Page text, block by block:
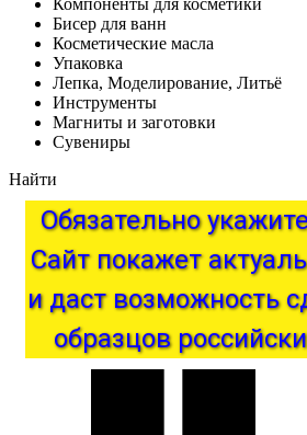
Компоненты для косметики
Бисер для ванн
Косметические масла
Упаковка
Лепка, Моделирование, Литьё
Инструменты
Магниты и заготовки
Сувениры
Найти
Обязательно
Сайт
возможность
образцов